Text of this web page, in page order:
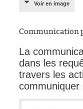
Voir en image
Communication
La
dans les
travers les